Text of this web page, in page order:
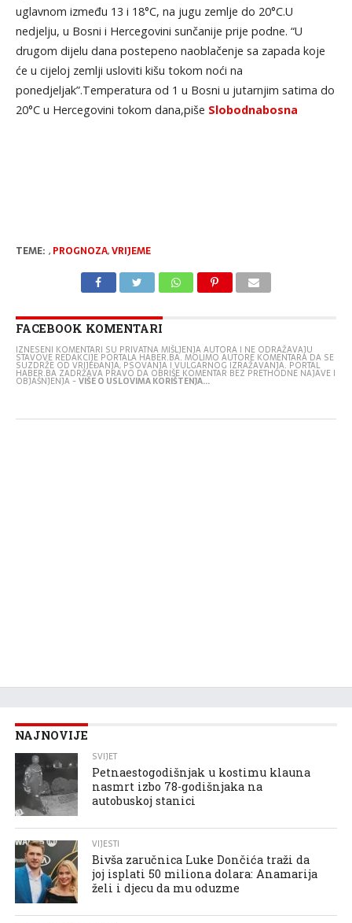
uglavnom između 13 i 18°C, na jugu zemlje do 20°C.U
nedjelju, u Bosni i Hercegovini sunčanije prije podne. “U
drugom dijelu dana postepeno naoblačenje sa zapada koje
će u cijeloj zemlji usloviti kišu tokom noći na
ponedjeljak”.Temperatura od 1 u Bosni u jutarnjim satima do
20°C u Hercegovini tokom dana,piše Slobodnabosna
TEME: , PROGNOZA,VRIJEME
FACEBOOK KOMENTARI
IZNESENI KOMENTARI SU PRIVATNA MIŠLJENJA AUTORA I NE ODRAŽAVAJU
STAVOVE REDAKCIJE PORTALA HABER.BA. MOLIMO AUTORE KOMENTARA DA SE
SUZDRŽE OD VRIJEĐANJA, PSOVANJA I VULGARNOG IZRAŽAVANJA. PORTAL
HABER.BA ZADRŽAVA PRAVO DA OBRIŠE KOMENTAR BEZ PRETHODNE NAJAVE I
OBJAŠNJENJA -VIŠE O USLOVIMA KORIŠTENJA...
NAJNOVIJE
SVIJET
Petnaestogodišnjak u kostimu klauna
nasmrt izbo 78-godišnjaka na
autobuskoj stanici
VIJESTI
Bivša zaručnica Luke Dončića traži da
joj isplati 50 miliona dolara: Anamarija
želi i djecu da mu oduzme